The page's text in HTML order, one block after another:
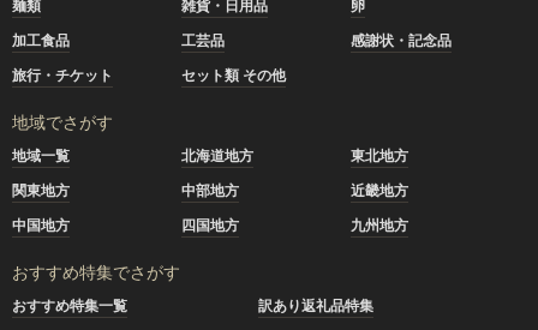
麺類
雑貨・日用品
卵
加工食品
工芸品
感謝状・記念品
旅行・チケット
セット類 その他
地域でさがす
地域一覧 北海道地方
東北地方
関東地方
中部地方
近畿地方
中国地方
四国地方 九州地方
おすすめ特集でさがす
おすすめ特集一覧
訳あり返礼品特集